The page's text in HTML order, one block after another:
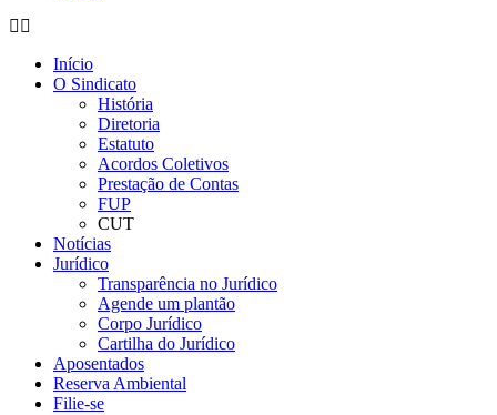
Início
O Sindicato
História
Diretoria
Estatuto
Acordos Coletivos
Prestação de Contas
FUP
CUT
Notícias
Jurídico
Transparência no Jurídico
Agende um plantão
Corpo Jurídico
Cartilha do Jurídico
Aposentados
Reserva Ambiental
Filie-se